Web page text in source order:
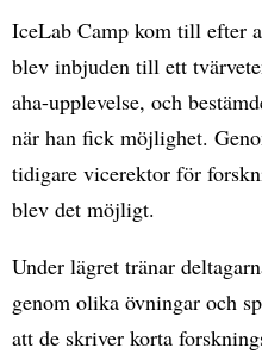
IceLab Camp kom till efter
blev inbjuden till ett
aha-upplevelse, och
när han fick möjlighet.
tidigare vicerektor för
blev det möjligt.
Under lägret tränar
genom olika övningar och
att de skriver korta